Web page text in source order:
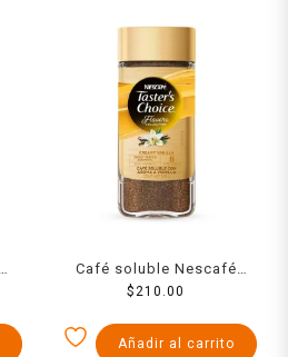
Café soluble Nescafé
Taster’s Choice sabor
$ 210.00
Añadir al carrito